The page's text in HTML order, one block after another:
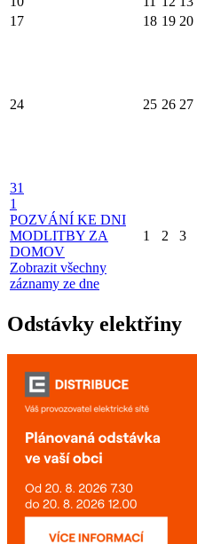
17
18 19 20
24 25 26 27
31
1
POZVÁNÍ KE DNI
MODLITBY ZA
DOMOV
Zobrazit všechny
záznamy ze dne
1 2 3
Odstávky elektřiny